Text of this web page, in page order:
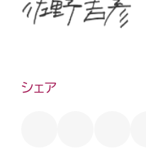
シェア